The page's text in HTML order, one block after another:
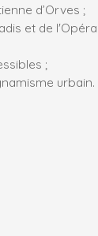
d’Orves ;
et de l'Opéra
;
urbain.